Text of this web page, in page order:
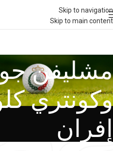
Skip to navigation
Skip to main content
مشليفن
وكونتري
إفران